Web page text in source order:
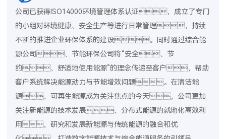
公司已获得ISO14000环境管理体系认证，成立了专门
的小组对环境健康、安全生产等进行日常管理，持续
不断的推进企业环保体系的建设。同时通过综合能
源公司、节能环保公司将“安全、节
约、舒适地使用能源”的理念传递至客户，帮助
客户系统解决能源动力与节能增效问题。在清洁能
源、可再生能源成为关注焦点的今天，公司更加
关注新能源的技术发展、分布式能源的就地化高效利
用，研究和发展新能源与传统能源的融合和优